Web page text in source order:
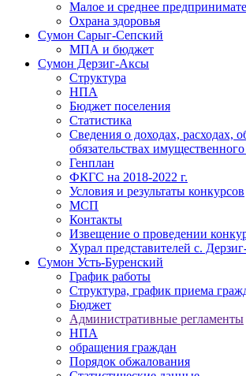
Малое и среднее
Охрана здоровья
Сумон Сарыг-Сепский
МПА и бюджет
Сумон Дерзиг-Аксы
Структура
НПА
Бюджет поселения
Статистика
Сведения о доходах, расходах,
обязательствах имущественного
Генплан
ФКГС на 2018-2022 г.
Условия и результаты конкурсов
МСП
Контакты
Извещение о проведении
Хурал представителей с.
Сумон Усть-Буренский
График работы
Структура, график приема
Бюджет
Административные регламенты
НПА
обращения граждан
Порядок обжалования